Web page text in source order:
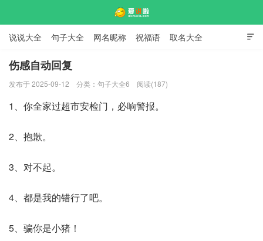

说说大全 句子大全 网名昵称 祝福语 取名大全
标语口号 签名大全
伤感自动回复
发布于 2025-09-12 分类： 句子大全6 阅读(187)
1、你全家过超市安检门，必响警报。
2、抱歉。
3、对不起。
4、都是我的错行了吧。
5、骗你是小猪！